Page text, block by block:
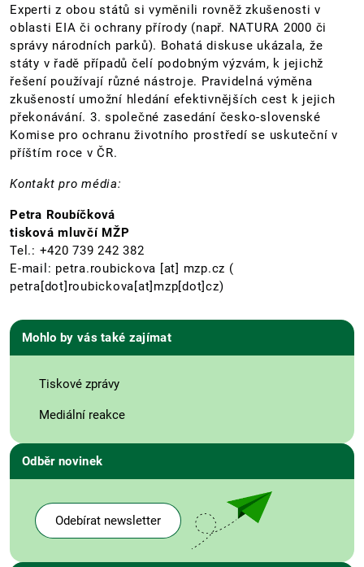
Experti z obou států si vyměnili rovněž zkušenosti v
oblasti EIA či ochrany přírody (např. NATURA 2000 či
správy národních parků). Bohatá diskuse ukázala, že
státy v řadě případů čelí podobným výzvám, k jejichž
řešení používají různé nástroje. Pravidelná výměna
zkušeností umožní hledání efektivnějších cest k jejich
překonávání. 3. společné zasedání česko-slovenské
Komise pro ochranu životního prostředí se uskuteční v
příštím roce v ČR.
Kontakt pro média:
Petra Roubíčková
tisková mluvčí MŽP
Tel.: +420 739 242 382
E-mail: petra.roubickova [at] mzp.cz (
petra[dot]roubickova[at]mzp[dot]cz)
Mohlo by vás také zajímat
Tiskové zprávy
Mediální reakce
Odběr novinek
Odebírat newsletter